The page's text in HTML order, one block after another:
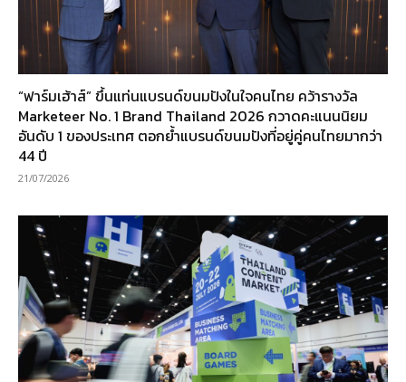
“ฟาร์มเฮ้าส์” ขึ้นแท่นแบรนด์ขนมปังในใจคนไทย คว้ารางวัล
Marketeer No. 1 Brand Thailand 2026 กวาดคะแนนนิยม
อันดับ 1 ของประเทศ ตอกย้ำแบรนด์ขนมปังที่อยู่คู่คนไทยมากว่า
44 ปี
21/07/2026